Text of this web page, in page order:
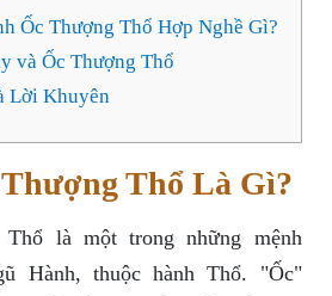
Ốc Thượng Thổ Hợp Nghề Gì?
và Ốc Thượng Thổ
Lời Khuyên
Thổ Là Gì?
là một trong những mệnh
Hành, thuộc hành Thổ. "Ốc"